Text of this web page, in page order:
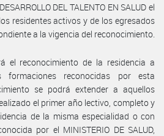
DEL TALENTO EN SALUD el
residentes activos y de los egresados
a la vigencia del reconocimiento.
el reconocimiento de la residencia a
formaciones reconocidas por esta
se podrá extender a aquellos
el primer año lectivo, completo y
de la misma especialidad o con
por el MINISTERIO DE SALUD,